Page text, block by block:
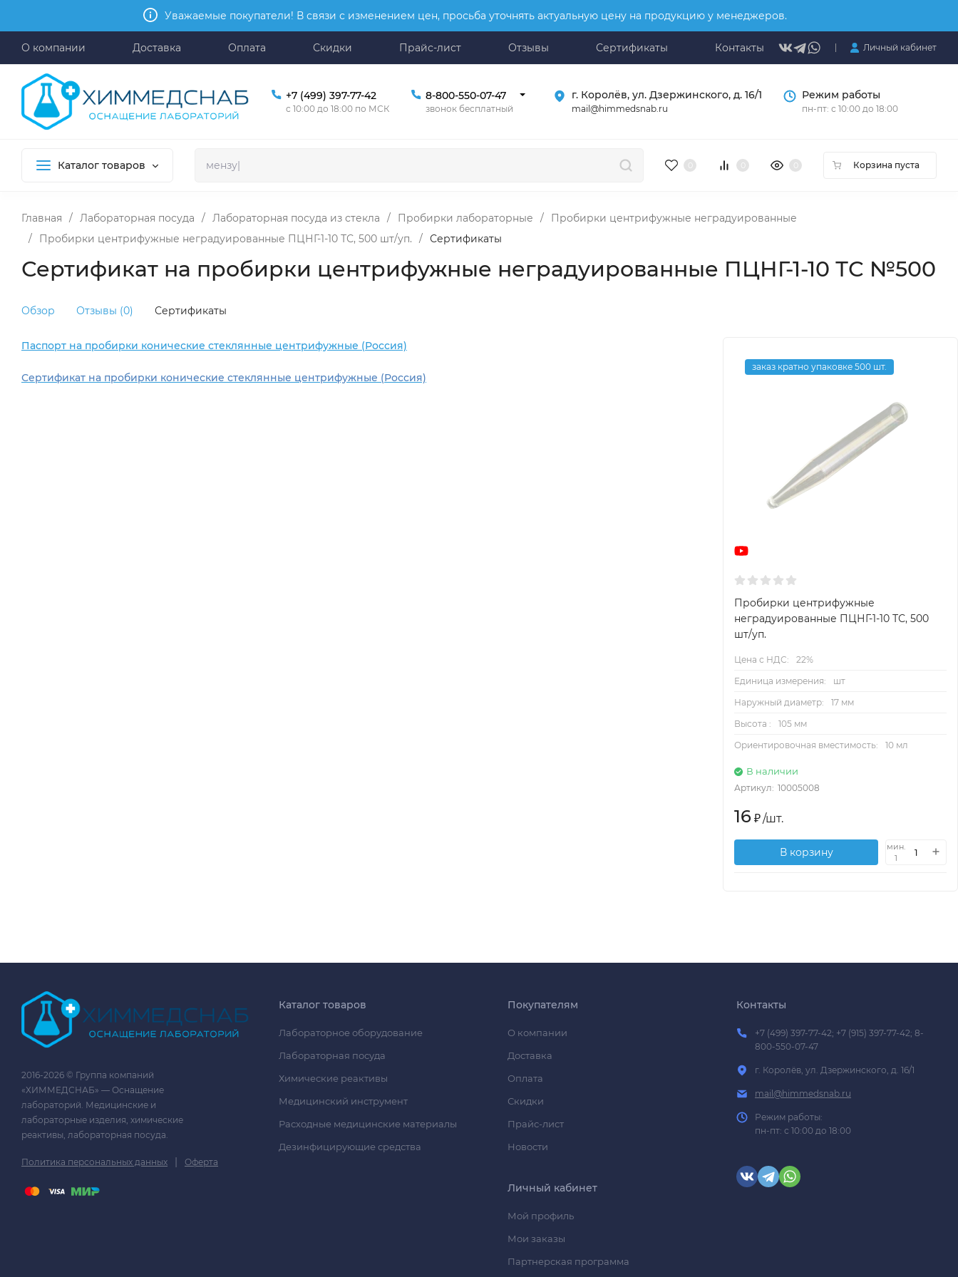
Уважаемые покупатели! В связи с изменением цен, просьба уточнять актуальную цену на продукцию у менеджеров.
О компании Доставка Оплата Скидки Прайс-лист Отзывы Сертификаты Контакты Личный кабинет
+7 (499) 397-77-42
с 10:00 до 18:00 по МСК
8-800-550-07-47
звонок бесплатный
г. Королёв, ул. Дзержинского, д. 16/1
mail@himmedsnab.ru
Режим работы
пн-пт: с 10:00 до 18:00
Каталог товаров Корзина пуста
Главная / Лабораторная посуда / Лабораторная посуда из стекла / Пробирки лабораторные /
Пробирки центрифужные неградуированные
/
Пробирки центрифужные неградуированные ПЦНГ-1-10 ТС, 500 шт/уп. / Сертификаты
Сертификат на пробирки центрифужные неградуированные ПЦНГ-1-10 ТС №500
Обзор Отзывы (0) Сертификаты
Паспорт на пробирки конические стеклянные центрифужные (Россия)
Сертификат на пробирки конические стеклянные центрифужные (Россия)
заказ кратно упаковке 500 шт.
Пробирки центрифужные
неградуированные ПЦНГ-1-10 ТС, 500
шт/уп.
Цена с НДС:
22%
Единица измерения:
шт
Наружный диаметр:
17 мм
Высота :
105 мм
Ориентировочная вместимость:
10 мл
В наличии
Артикул: 10005008
16 ₽/шт.
В корзину
мин.
1
2016-2026 © Группа компаний
«ХИММЕДСНАБ» — Оснащение
лабораторий. Медицинские и
лабораторные изделия, химические
реактивы, лабораторная посуда.
Политика персональных данных | Оферта
Каталог товаров
Лабораторное оборудование
Лабораторная посуда
Химические реактивы
Медицинский инструмент
Расходные медицинские материалы
Дезинфицирующие средства
Покупателям
О компании
Доставка
Оплата
Скидки
Прайс-лист
Новости
Личный кабинет
Мой профиль
Мои заказы
Партнерская программа
Контакты
+7 (499) 397-77-42; +7 (915) 397-77-42; 8-
800-550-07-47
г. Королёв, ул. Дзержинского, д. 16/1
mail@himmedsnab.ru
Режим работы:
пн-пт: с 10:00 до 18:00